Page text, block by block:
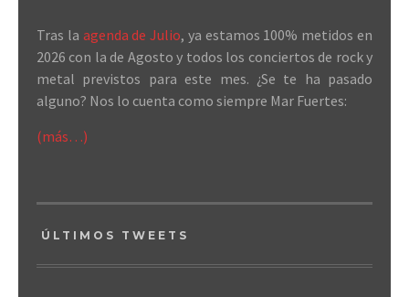
Tras la agenda de Julio, ya estamos 100% metidos en
2026 con la de Agosto y todos los conciertos de rock y
metal previstos para este mes. ¿Se te ha pasado
alguno? Nos lo cuenta como siempre Mar Fuertes:
(más…)
ÚLTIMOS TWEETS